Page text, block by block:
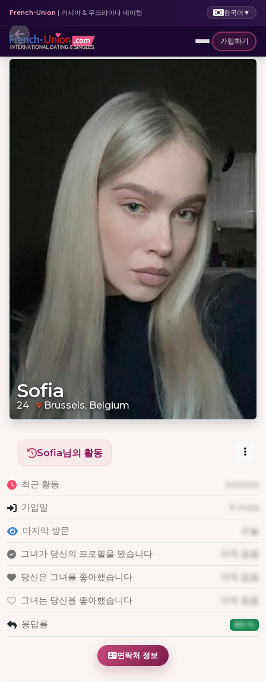
French-Union | 러시아 & 우크라이나 데이팅 한국어 ▼
가입하기
Sofia
24 Brussels, Belgium
Sofia님의 활동
최근 활동 xxxxxxx
가입일 X mois
마지막 방문 오늘
그녀가 당신의 프로필을 봤습니다 아직 없음
당신은 그녀를 좋아했습니다 아직 없음
그녀는 당신을 좋아했습니다 아직 없음
응답률 80 %
연락처 정보